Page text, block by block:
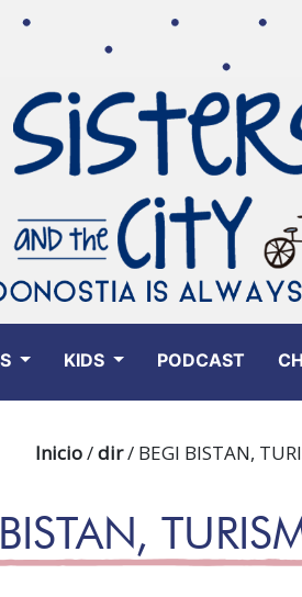
KIDS PODCAST
Inicio/dir/ BEGI BISTAN,